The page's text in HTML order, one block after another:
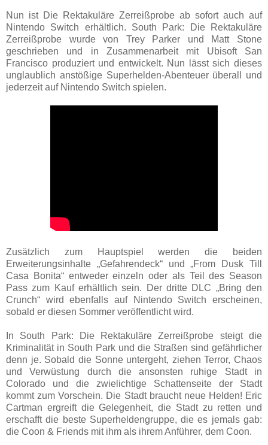
Nun ist Die Rektakuläre Zerreißprobe ab sofort auch auf
Nintendo Switch erhältlich. South Park: Die Rektakuläre
Zerreißprobe wurde von Trey Parker und Matt Stone
geschrieben und in Zusammenarbeit mit Ubisoft San
Francisco produziert und entwickelt. Nun lässt sich dieses
unglaublich anstößige Superhelden-Abenteuer überall und
jederzeit auf Nintendo Switch spielen.
Zusätzlich zum Hauptspiel werden die beiden
Erweiterungsinhalte „Gefahrendeck“ und „From Dusk Till
Casa Bonita“ entweder einzeln oder als Teil des Season
Pass zum Kauf erhältlich sein. Der dritte DLC „Bring den
Crunch“ wird ebenfalls auf Nintendo Switch erscheinen,
sobald er diesen Sommer veröffentlicht wird.
In South Park: Die Rektakuläre Zerreißprobe steigt die
Kriminalität in South Park und die Straßen sind gefährlicher
denn je. Sobald die Sonne untergeht, ziehen Terror, Chaos
und Verwüstung durch die ansonsten ruhige Stadt in
Colorado und die zwielichtige Schattenseite der Stadt
kommt zum Vorschein. Die Stadt braucht neue Helden! Eric
Cartman ergreift die Gelegenheit, die Stadt zu retten und
erschafft die beste Superheldengruppe, die es jemals gab:
die Coon & Friends mit ihm als ihrem Anführer, dem Coon.